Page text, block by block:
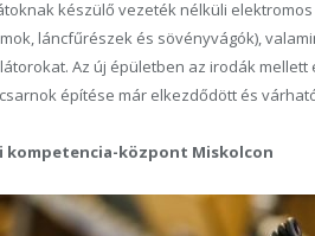
készülő vezeték nélküli
láncfűrészek és sövényvágók),
Az új épületben az irodák
építése már elkezdődött és
kompetencia-központ Miskolcon